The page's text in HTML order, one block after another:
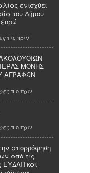
ενισχύει
του Δήμου
πιο πριν
ΜΟΝΗΣ
ΑΓΡΑΦΩΝ
πιο πριν
πιο πριν
απορρόφηση
από τις
ΕΥΔΑΠ και